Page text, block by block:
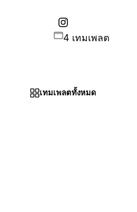
4 เทมเพลต
เทมเพลตทั้งหมด